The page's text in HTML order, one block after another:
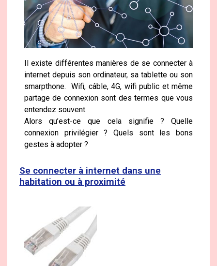
Il existe différentes manières de se connecter à
internet depuis son ordinateur, sa tablette ou son
smarpthone. Wifi, câble, 4G, wifi public et même
partage de connexion sont des termes que vous
entendez souvent.
Alors qu’est-ce que cela signifie ? Quelle
connexion privilégier ? Quels sont les bons
gestes à adopter ?
Se connecter à internet dans une
habitation ou à proximité